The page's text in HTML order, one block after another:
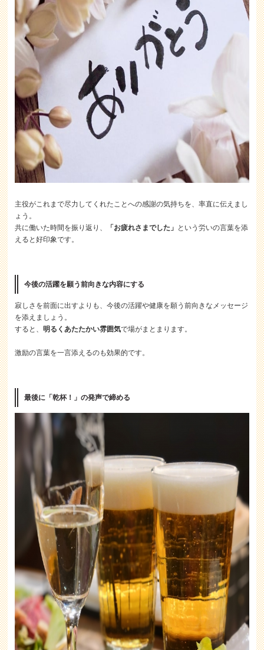
主役がこれまで尽力してくれたことへの感謝の気持ちを、率直に伝えまし
ょう。
共に働いた時間を振り返り、
「お疲れさまでした」 という労いの言葉を添
えると好印象です。
今後の活躍を願う前向きな内容にする
寂しさを前面に出すよりも、今後の活躍や健康を願う前向きなメッセージ
を添えましょう。
すると、明るくあたたかい雰囲気で場がまとまります。
激励の言葉を一言添えるのも効果的です。
最後に「乾杯！」の発声で締める